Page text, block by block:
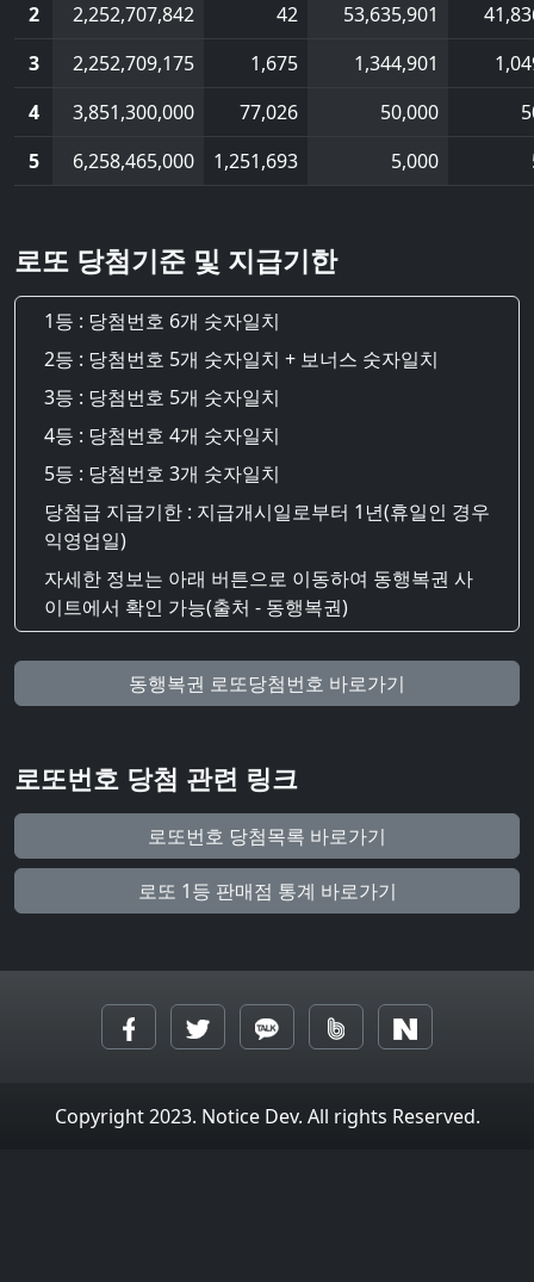
2
2,252,707,842 42 53,635,901
3
2,252,709,175 1,675 1,344,901
4
3,851,300,000 77,026 50,000
5
6,258,465,000 1,251,693 5,000
로또 당첨기준 및 지급기한
1등 : 당첨번호 6개 숫자일치
2등 : 당첨번호 5개 숫자일치 + 보너스 숫자일치
3등 : 당첨번호 5개 숫자일치
4등 : 당첨번호 4개 숫자일치
5등 : 당첨번호 3개 숫자일치
당첨급 지급기한 : 지급개시일로부터 1년(휴일인 경우
익영업일)
자세한 정보는 아래 버튼으로 이동하여 동행복권 사
이트에서 확인 가능(출처 - 동행복권)
동행복권 로또당첨번호 바로가기
로또번호 당첨 관련 링크
로또번호 당첨목록 바로가기
로또 1등 판매점 통계 바로가기
Copyright 2023. Notice Dev. All rights Reserved.